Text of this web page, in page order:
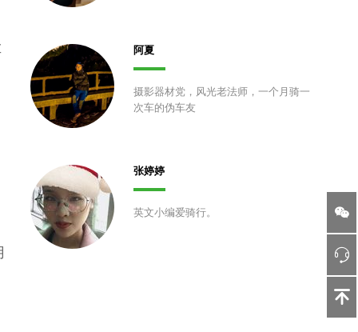
阿夏
摄影器材党，风光老法师，一个月骑一
次车的伪车友
张婷婷
英文小编爱骑行。